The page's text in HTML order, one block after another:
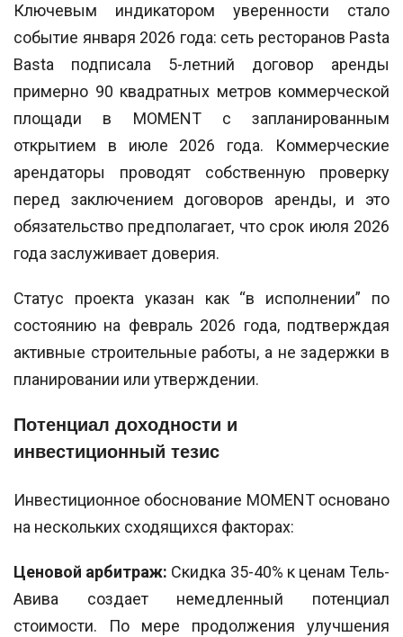
Ключевым индикатором уверенности стало
событие января 2026 года: сеть ресторанов Pasta
Basta подписала 5-летний договор аренды
примерно 90 квадратных метров коммерческой
площади в MOMENT с запланированным
открытием в июле 2026 года. Коммерческие
арендаторы проводят собственную проверку
перед заключением договоров аренды, и это
обязательство предполагает, что срок июля 2026
года заслуживает доверия.
Статус проекта указан как “в исполнении” по
состоянию на февраль 2026 года, подтверждая
активные строительные работы, а не задержки в
планировании или утверждении.
Потенциал доходности и
инвестиционный тезис
Инвестиционное обоснование MOMENT основано
на нескольких сходящихся факторах:
Ценовой арбитраж: Скидка 35-40% к ценам Тель-
Авива создает немедленный потенциал
стоимости. По мере продолжения улучшения